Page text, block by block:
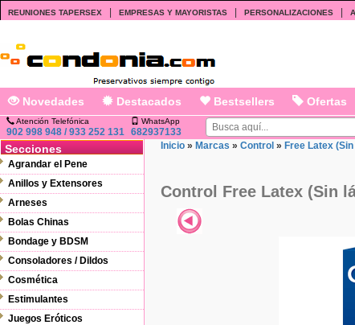
REUNIONES TAPERSEX EMPRESAS Y MAYORISTAS PERSONALIZACIONES
Novedades Destacados Bestsellers Ofertas
Atención Telefónica
902 998 948 / 933 252 131
WhatsApp
682937133
Secciones
Agrandar el Pene
Anillos y Extensores
Arneses
Bolas Chinas
Bondage y BDSM
Consoladores / Dildos
Cosmética
Estimulantes
Juegos Eróticos
Inicio » Marcas » Control » Free Latex
Control Free Latex (Sin